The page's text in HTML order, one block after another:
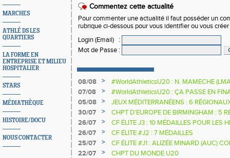
MARCHES
ATHLÉ DS LES
QUARTIERS
LA FORME EN
ENTREPRISE ET MILIEU
HOSPITALIER
STARS
MÉDIATHÈQUE
HISTOIRE/DOCU
NOUS CONTACTER
Commentez cette actualité
Pour commenter une actualité il faut posséder un
rubrique ci-dessous pour vous identifier ou vous
Login (Email)
:
Mot de Passe :
08/08 >
#WorldAthleticsU20 : N. MAMECHE
07/08
>
#WorldAthleticsU20 : ÇA PASSE EN
SAUTEURS
05/08 >
JEUX MÉDITERRANÉENS : 6
30/07
>
CHPT D'EUROPE DE BIRMINGHAM : 5
26/07
>
CF ÉLITE J3 : 10 MÉDAILLES POUR LES
26/07
>
CF ÉLITE #J2 : 7 MÉDAILLES
25/07
>
CF ÉLITE #J1 : ALIZÉE MINARD (AUC)
NATIONALE
22/07 >
CHPT DU MONDE U20